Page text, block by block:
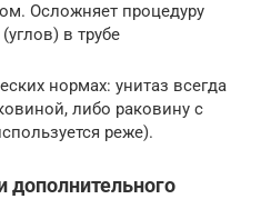
Осложняет процедуру
в трубе
нормах: унитаз всегда
либо раковину с
реже).
дополнительного